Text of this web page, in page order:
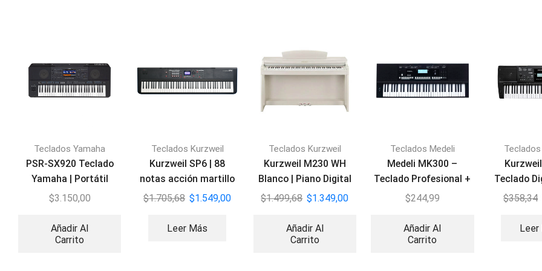
Teclados Yamaha
PSR-SX920 Teclado
Yamaha | Portátil
Profesional
$3.150,00
Añadir Al
Carrito
Teclados Kurzweil
Kurzweil SP6 | 88
notas acción martillo
$1.705,68 $1.549,00
Leer Más
Teclados Kurzweil
Kurzweil M230 WH
Blanco | Piano Digital
88 Teclas
$1.499,68 $1.349,00
Añadir Al
Carrito
Teclados Medeli
Medeli MK300 –
Teclado Profesional +
Adaptador
$244,99
Añadir Al
Carrito
Teclado
$358,34
Leer